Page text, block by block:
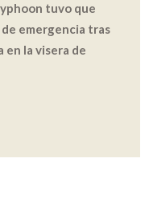
tuvo que
emergencia tras
la visera de